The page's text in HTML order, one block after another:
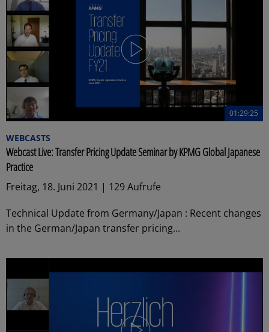
01:29:25
WEBCASTS
Webcast Live: Transfer Pricing Update Seminar by KPMG Global Japanese
Practice
Freitag, 18. Juni 2021 | 129 Aufrufe
Technical Update from Germany/Japan : Recent changes
in the German/Japan transfer pricing...